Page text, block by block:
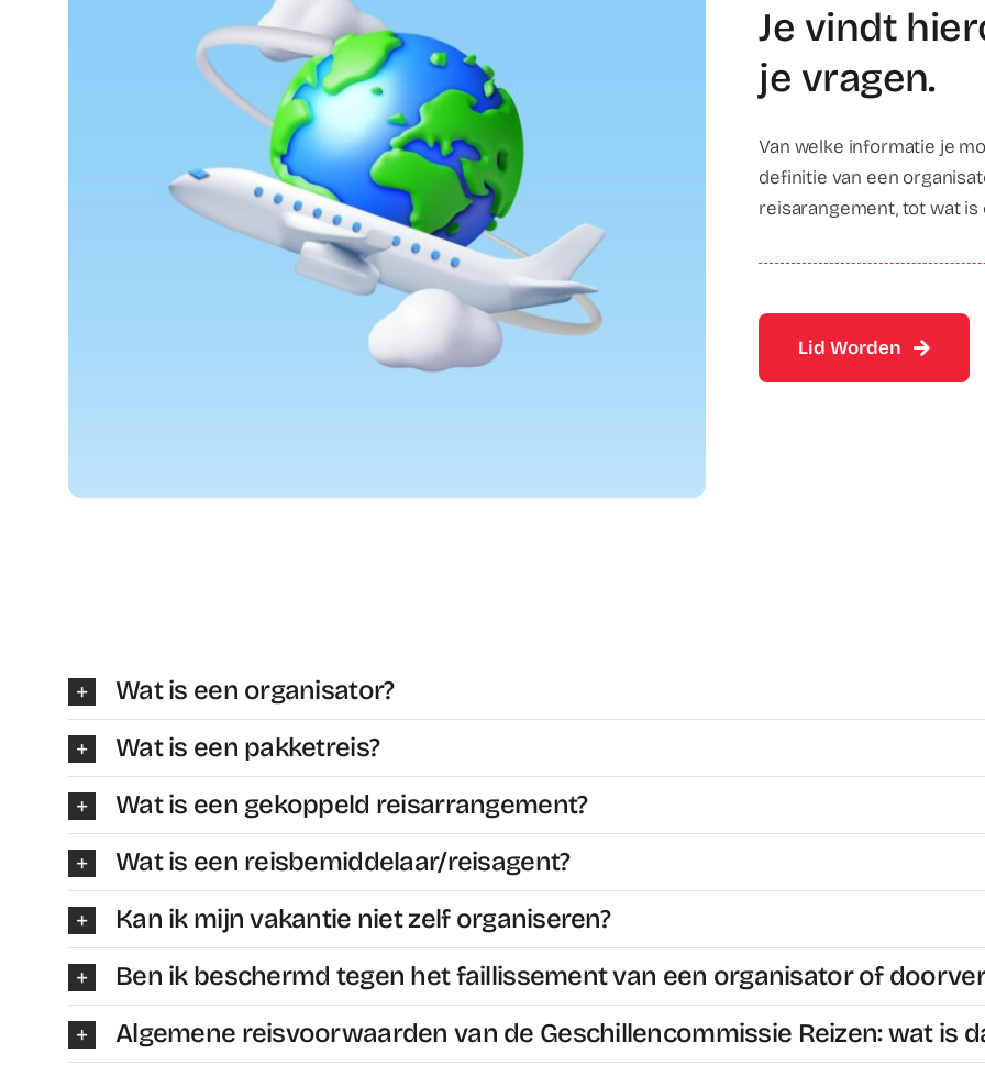
Je vindt
je vragen.
Van welke informatie je
definitie van een
reisarangement, tot wat
Lid Worden
Wat is een organisator?
Wat is een pakketreis?
Wat is een gekoppeld reisarrangement?
Wat is een reisbemiddelaar/reisagent?
Kan ik mijn vakantie niet zelf organiseren?
Ben ik beschermd tegen het faillissement van een organisator of
Algemene reisvoorwaarden van de Geschillencommissie Reizen: wat is